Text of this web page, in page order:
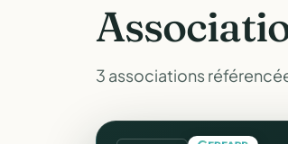
3 associations